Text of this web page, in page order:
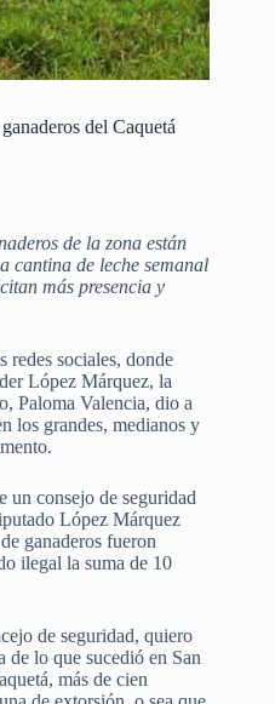
del Caquetá
de la zona están
cantina de leche semanal
más presencia y
redes sociales, donde
López Márquez, la
Paloma Valencia, dio a
los grandes, medianos y
un consejo de seguridad
López Márquez
ganaderos fueron
ilegal la suma de 10
de seguridad, quiero
de lo que sucedió en San
más de cien